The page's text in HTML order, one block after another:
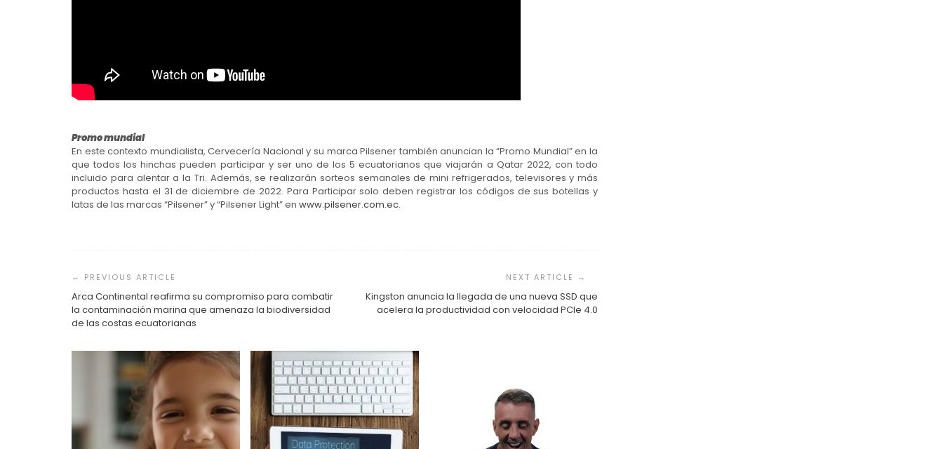
Promo mundial
En este contexto mundialista, Cervecería Nacional y su marca Pilsener también anuncian la “Promo Mundial” en la
que todos los hinchas pueden participar y ser uno de los 5 ecuatorianos que viajarán a Qatar 2022, con todo
incluido para alentar a la Tri. Además, se realizarán sorteos semanales de mini refrigerados, televisores y más
productos hasta el 31 de diciembre de 2022. Para Participar solo deben registrar los códigos de sus botellas y
latas de las marcas “Pilsener” y “Pilsener Light” en www.pilsener.com.ec.
de
entradas
Arca Continental reafirma su compromiso para combatir
la contaminación marina que amenaza la biodiversidad
de las costas ecuatorianas
Kingston anuncia la llegada de una nueva SSD que
acelera la productividad con velocidad PCIe 4.0